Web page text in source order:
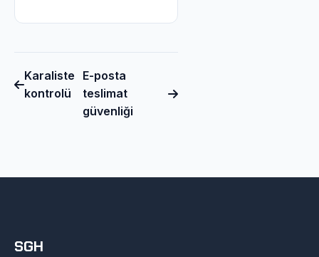
Karaliste
kontrolü
E-posta
teslimat
güvenliği
SGH